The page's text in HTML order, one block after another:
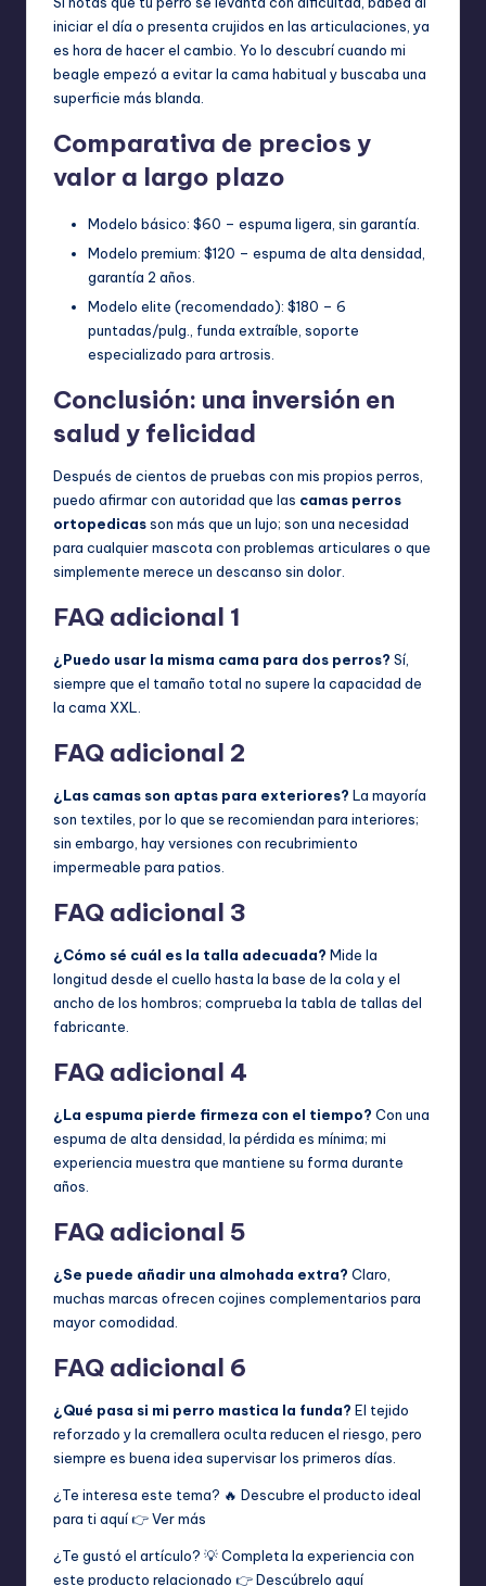
iniciar el día o presenta crujidos en las articulaciones, ya
es hora de hacer el cambio. Yo lo descubrí cuando mi
beagle empezó a evitar la cama habitual y buscaba una
superficie más blanda.
Comparativa de precios y
valor a largo plazo
Modelo básico: $60 – espuma ligera, sin garantía.
Modelo premium: $120 – espuma de alta densidad,
garantía 2 años.
Modelo elite (recomendado): $180 – 6
puntadas/pulg., funda extraíble, soporte
especializado para artrosis.
Conclusión: una inversión en
salud y felicidad
Después de cientos de pruebas con mis propios perros,
puedo afirmar con autoridad que las camas perros
ortopedicasson más que un lujo; son una necesidad
para cualquier mascota con problemas articulares o que
simplemente merece un descanso sin dolor.
FAQ adicional 1
¿Puedo usar la misma cama para dos perros? Sí,
siempre que el tamaño total no supere la capacidad de
la cama XXL.
FAQ adicional 2
¿Las camas son aptas para exteriores? La mayoría
son textiles, por lo que se recomiendan para interiores;
sin embargo, hay versiones con recubrimiento
impermeable para patios.
FAQ adicional 3
¿Cómo sé cuál es la talla adecuada? Mide la
longitud desde el cuello hasta la base de la cola y el
ancho de los hombros; comprueba la tabla de tallas del
fabricante.
FAQ adicional 4
¿La espuma pierde firmeza con el tiempo? Con una
espuma de alta densidad, la pérdida es mínima; mi
experiencia muestra que mantiene su forma durante
años.
FAQ adicional 5
¿Se puede añadir una almohada extra? Claro,
muchas marcas ofrecen cojines complementarios para
mayor comodidad.
FAQ adicional 6
¿Qué pasa si mi perro mastica la funda? El tejido
reforzado y la cremallera oculta reducen el riesgo, pero
siempre es buena idea supervisar los primeros días.
¿Te interesa este tema? 🔥 Descubre el producto ideal
para ti aquí 👉Ver más
¿Te gustó el artículo? 💡 Completa la experiencia con
este producto relacionado 👉Descúbrelo aquí